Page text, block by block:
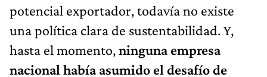
potencial exportador, todavía no existe
una política clara de sustentabilidad. Y,
hasta el momento,ninguna empresa
nacional había asumido el desafío de